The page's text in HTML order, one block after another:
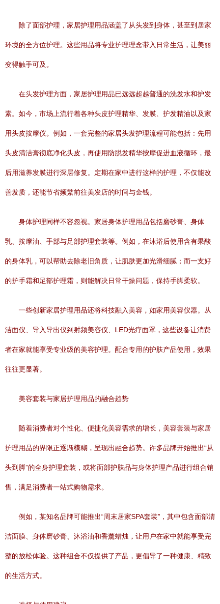
除了面部护理，家居护理用品涵盖了从头发到身体，甚至到居家
环境的全方位护理。这些用品将专业护理理念带入日常生活，让美丽
变得触手可及。
在头发护理方面，家居护理用品已远远超越普通的洗发水和护发
素。如今，市场上流行着各种头皮护理精华、发膜、护发精油以及家
用头皮按摩仪。例如，一套完整的家居头发护理流程可能包括：先用
头皮清洁膏彻底净化头皮，再使用防脱发精华按摩促进血液循环，最
后用滋养发膜进行深层修复。定期在家中进行这样的护理，不仅能改
善发质，还能节省频繁前往美发店的时间与金钱。
身体护理同样不容忽视。家居身体护理用品包括磨砂膏、身体
乳、按摩油、手部与足部护理套装等。例如，在沐浴后使用含有果酸
的身体乳，可以帮助去除老旧角质，让肌肤更加光滑细腻；而一支好
的护手霜和足部护理霜，则能解决日常干燥问题，保持手脚柔软。
一些创新家居护理用品还将科技融入美容，如家用美容仪器。从
洁面仪、导入导出仪到射频美容仪、LED光疗面罩，这些设备让消费
者在家就能享受专业级的美容护理。配合专用的护肤产品使用，效果
往往更显著。
美容套装与家居护理用品的融合趋势
随着消费者对个性化、便捷化美容需求的增长，美容套装与家居
护理用品的界限正逐渐模糊，呈现出融合趋势。许多品牌开始推出“从
头到脚”的全身护理套装，或将面部护肤品与身体护理产品进行组合销
售，满足消费者一站式购物需求。
例如，某知名品牌可能推出“周末居家SPA套装”，其中包含面部清
洁面膜、身体磨砂膏、沐浴油和香薰蜡烛，让用户在家中就能享受完
整的放松体验。这种组合不仅提供了产品，更倡导了一种健康、精致
的生活方式。